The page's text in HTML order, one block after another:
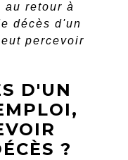
au retour à
décès d'un
percevoir
D'UN
?